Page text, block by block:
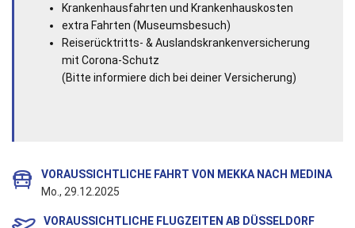
Krankenhausfahrten und Krankenhauskosten
extra Fahrten (Museumsbesuch)
Reiserücktritts- & Auslandskrankenversicherung
mit Corona-Schutz
(Bitte informiere dich bei deiner Versicherung)
VORAUSSICHTLICHE FAHRT VON MEKKA NACH MEDINA
Mo., 29.12.2025
VORAUSSICHTLICHE FLUGZEITEN AB DÜSSELDORF